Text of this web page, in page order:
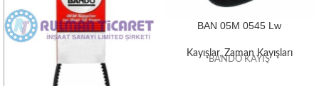
BAN 05M 0545 Lw
Kayışlar,Zaman Kayışları
BANDO KAYIŞ